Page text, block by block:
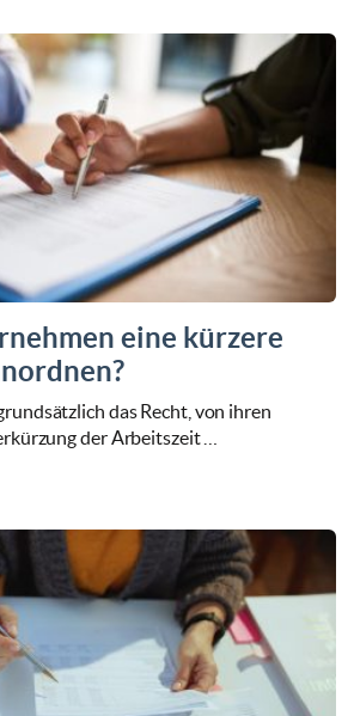
eine kürzere
das Recht, von ihren
der Arbeitszeit …